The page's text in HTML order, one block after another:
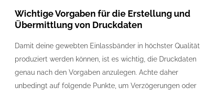
Wichtige Vorgaben für die Erstellung und
Übermittlung von Druckdaten
Damit deine gewebten Einlassbänder in höchster Qualität
produziert werden können, ist es wichtig, die Druckdaten
genau nach den Vorgaben anzulegen. Achte daher
unbedingt auf folgende Punkte, um Verzögerungen oder